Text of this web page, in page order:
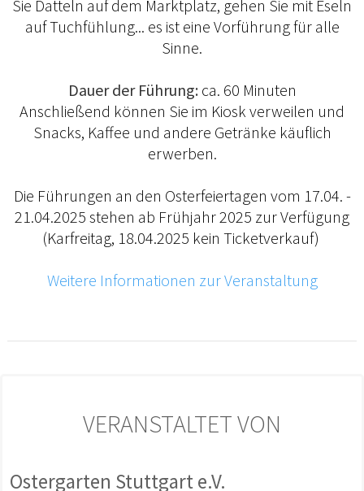
Sie Datteln auf dem Marktplatz, gehen Sie mit Eseln
auf Tuchfühlung... es ist eine Vorführung für alle
Sinne.
Dauer der Führung:ca. 60 Minuten
Anschließend können Sie im Kiosk verweilen und
Snacks, Kaffee und andere Getränke käuflich
erwerben.
Die Führungen an den Osterfeiertagen vom 17.04. -
21.04.2025 stehen ab Frühjahr 2025 zur Verfügung
(Karfreitag, 18.04.2025 kein Ticketverkauf)
Weitere Informationen zur Veranstaltung
VERANSTALTET VON
Ostergarten Stuttgart e.V.